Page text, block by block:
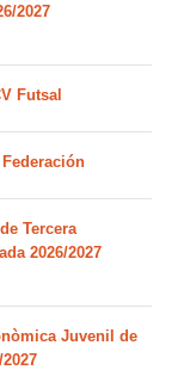
2027
Futsal
Tercera
2026/2027
Juvenil de